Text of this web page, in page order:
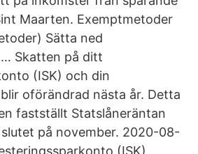
Maarten. Exemptmetoder
Sätta ned
Skatten på ditt
(ISK) och din
oförändrad nästa år. Detta
fastställt Statslåneräntan
slutet på november. 2020-08-
(ISK)